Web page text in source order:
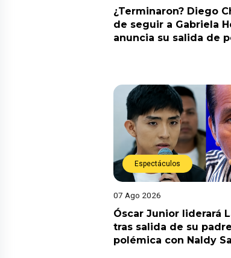
¿Terminaron? Diego
de seguir a Gabriela
anuncia su salida de
Espectáculos
07 Ago 2026
Óscar Junior liderará
tras salida de su
polémica con Naldy